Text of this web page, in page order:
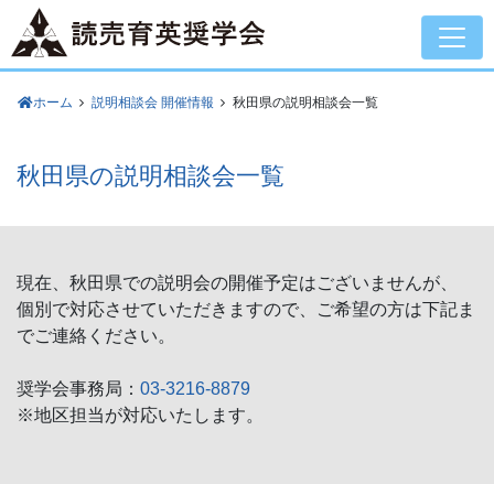
ホーム 説明相談会 開催情報 秋田県の説明相談会一覧
秋田県の説明相談会一覧
現在、秋田県での説明会の開催予定はございませんが、
個別で対応させていただきますので、ご希望の方は下記ま
でご連絡ください。
奨学会事務局： 03-3216-8879
※地区担当が対応いたします。